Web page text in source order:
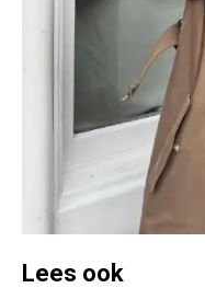
Lees ook